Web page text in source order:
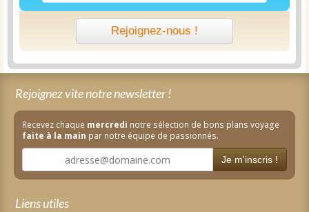
Rejoignez-nous !
Rejoignez vite notre newsletter !
Recevez chaque mercredi notre sélection de bons plans voyage
faite à la main par notre équipe de passionnés.
Je m'inscris !
Liens utiles